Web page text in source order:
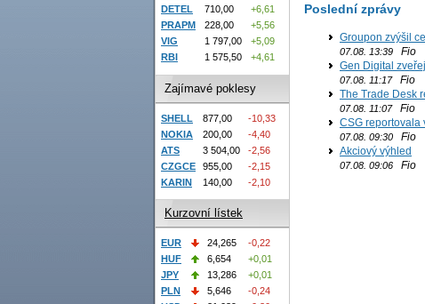
Poslední zprávy
Groupon zvýšil
07.08. 13:39 Fio
Gen Digital
07.08. 11:17Fio
The Trade Desk
07.08. 11:07Fio
CSG reportovala
07.08. 09:30 Fio
Akciový výhled
07.08. 09:06 Fio
DETEL
710,00
+6,61
PRAPM
228,00
+5,56
VIG
1 797,00
+5,09
RBI
1 575,50 +4,61
Zajímavé poklesy
SHELL 877,00
-10,33
NOKIA
200,00
-4,40
ATS
3 504,00
-2,56
CZGCE
955,00
-2,15
KARIN
140,00 -2,10
Kurzovní lístek
EUR 24,265
-0,22
HUF
6,654
+0,01
JPY
13,286
+0,01
PLN
5,646
-0,24